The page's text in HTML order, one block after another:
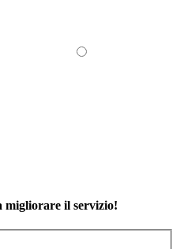
migliorare il servizio!